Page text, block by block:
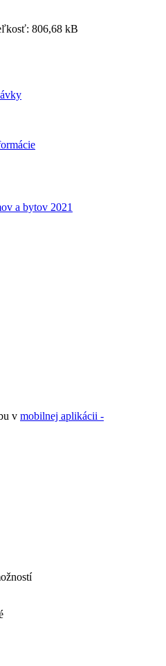
806,68 kB
a bytov 2021
v mobilnej aplikácii -